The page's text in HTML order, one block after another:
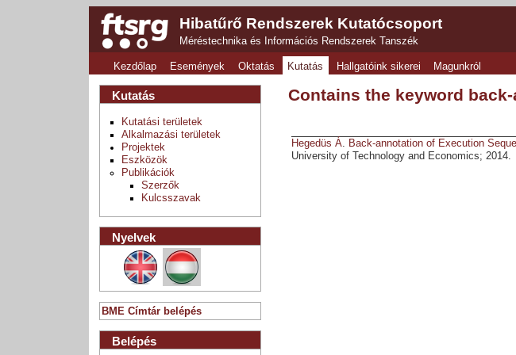
Hibatűrő Rendszerek Kutatócsoport
Méréstechnika és Információs Rendszerek Tanszék
Kezdőlap Események Oktatás Kutatás Hallgatóink sikerei Magunkról
Contains the keyword
Hegedüs Á Back-annotation of Execution
University of Technology and Economics; 2014.
Kutatás
Kutatási területek
Alkalmazási területek
Projektek
Eszközök
Publikációk
Szerzők
Kulcsszavak
Nyelvek
BME Címtár belépés
Belépés